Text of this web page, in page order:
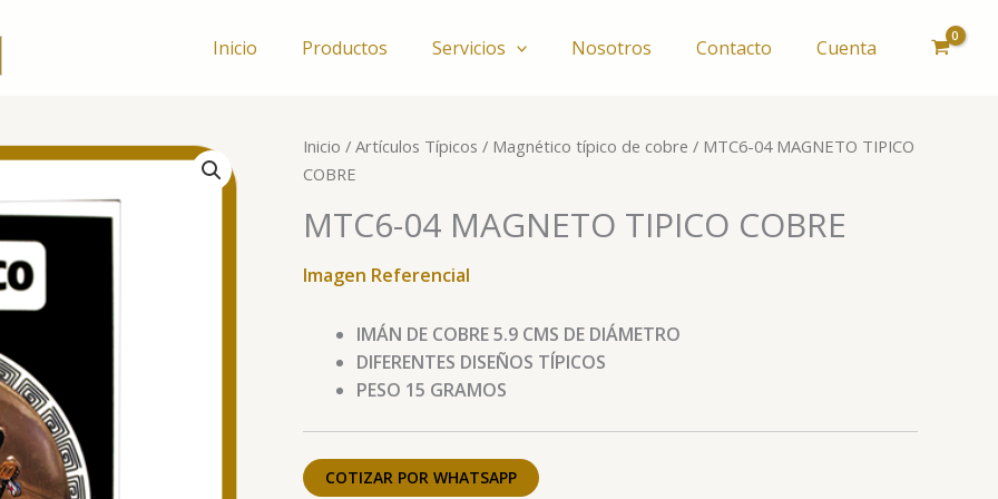
Inicio Productos Servicios Nosotros Contacto
Cuenta
Inicio / Artículos Típicos / Magnético típico de cobre / MTC6-04 MAGNETO TIPICO
COBRE
MTC6-04 MAGNETO TIPICO COBRE
Imagen Referencial
IMÁN DE COBRE 5.9 CMS DE DIÁMETRO
DIFERENTES DISEÑOS TÍPICOS
PESO 15 GRAMOS
COTIZAR POR WHATSAPP
MTC6-
04
TIPICO
cantidad